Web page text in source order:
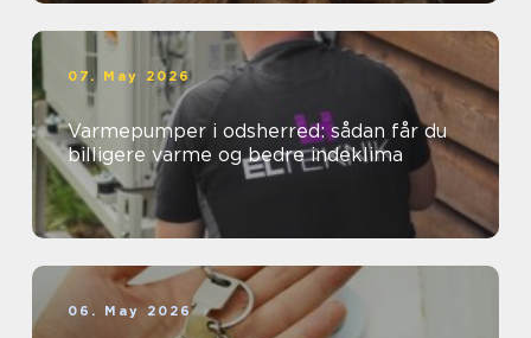
07. May 2026
Varmepumper i odsherred: sådan får du
billigere varme og bedre indeklima
06. May 2026